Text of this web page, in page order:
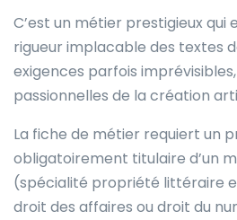
C’est un métier prestigieux qui
rigueur implacable des textes
exigences parfois
passionnelles de la création
La fiche de métier requiert un
obligatoirement titulaire d’un
(spécialité propriété littéraire
droit des affaires ou droit du